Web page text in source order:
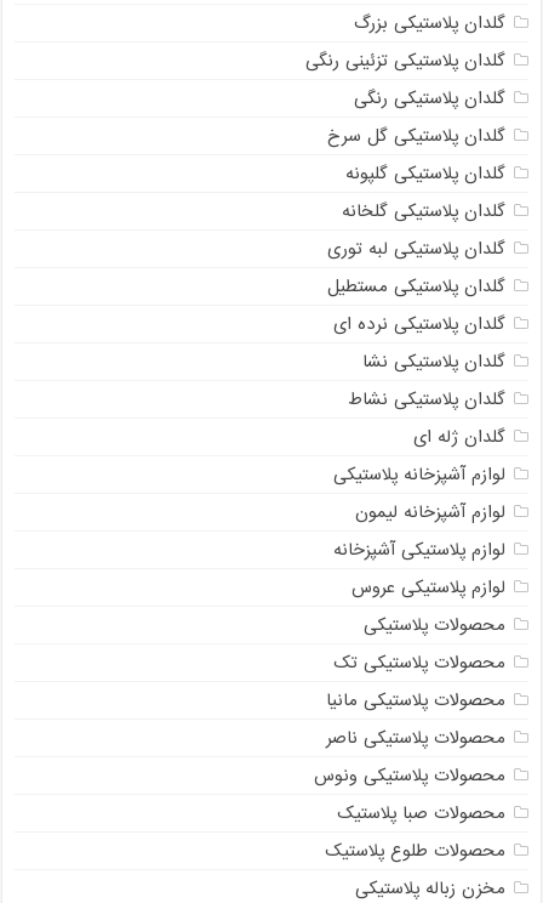
گلدان پلاستیکی بزرگ
گلدان پلاستیکی تزئینی رنگی
گلدان پلاستیکی رنگی
گلدان پلاستیکی گل سرخ
گلدان پلاستیکی گلپونه
گلدان پلاستیکی گلخانه
گلدان پلاستیکی لبه توری
گلدان پلاستیکی مستطیل
گلدان پلاستیکی نرده ای
گلدان پلاستیکی نشا
گلدان پلاستیکی نشاط
گلدان ژله ای
لوازم آشپزخانه پلاستیکی
لوازم آشپزخانه لیمون
لوازم پلاستیکی آشپزخانه
لوازم پلاستیکی عروس
محصولات پلاستیکی
محصولات پلاستیکی تک
محصولات پلاستیکی مانیا
محصولات پلاستیکی ناصر
محصولات پلاستیکی ونوس
محصولات صبا پلاستیک
محصولات طلوع پلاستیک
مخزن زباله پلاستیکی